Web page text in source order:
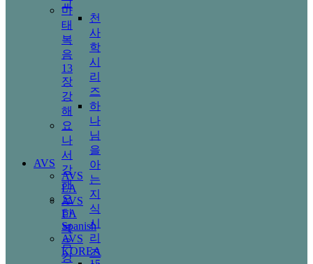
마
태
복
음
13
장
강
해
요
나
서
강
해
요
한
복
음
강
교
천
사
학
시
리
즈
하
나
님
을
아
는
지
식
시
리
즈
AVS
AVS
LA
AVS
LA
Spanish
AVS
KOREA